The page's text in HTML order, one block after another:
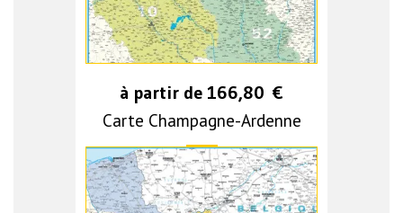
à partir de 166,80 €
Carte Champagne-Ardenne